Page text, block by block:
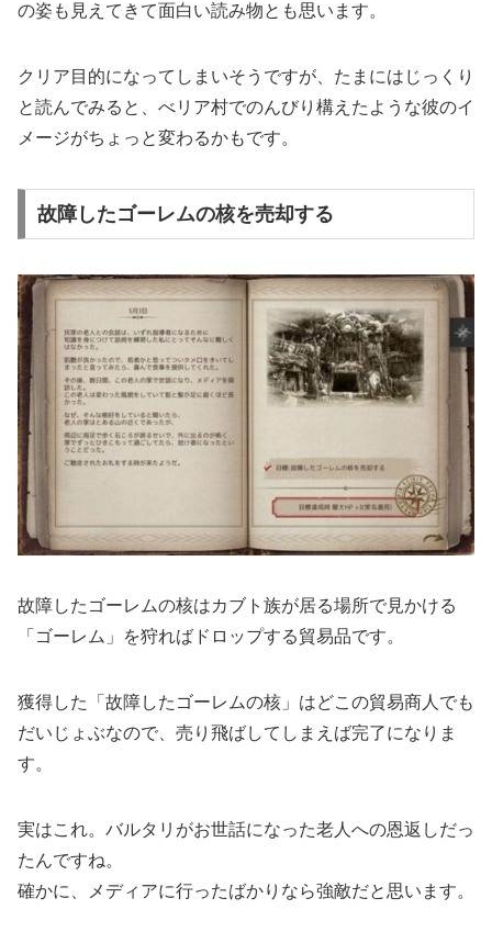
の姿も見えてきて面白い読み物とも思います。
クリア目的になってしまいそうですが、たまにはじっくり
と読んでみると、べリア村でのんびり構えたような彼のイ
メージがちょっと変わるかもです。
故障したゴーレムの核を売却する
故障したゴーレムの核はカブト族が居る場所で見かける
「ゴーレム」を狩ればドロップする貿易品です。
獲得した「故障したゴーレムの核」はどこの貿易商人でも
だいじょぶなので、売り飛ばしてしまえば完了になりま
す。
実はこれ。バルタリがお世話になった老人への恩返しだっ
たんですね。
確かに、メディアに行ったばかりなら強敵だと思います。